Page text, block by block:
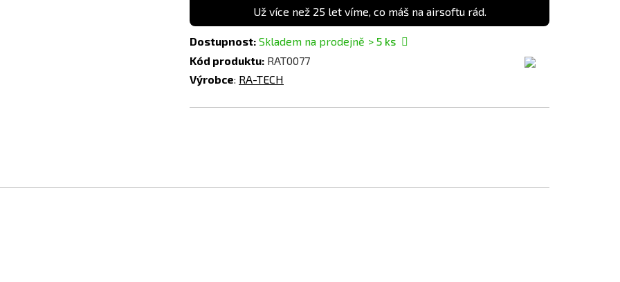
Už více než 25 let víme, co máš na airsoftu rád.
Dostupnost: Skladem na prodejně > 5 ks
Kód produktu: RAT0077
Výrobce: RA-TECH